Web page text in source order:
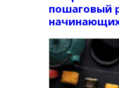
пошаговый